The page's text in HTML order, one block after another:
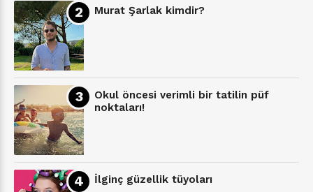
Murat Şarlak kimdir?
Okul öncesi verimli bir tatilin püf
noktaları!
İlginç güzellik tüyoları